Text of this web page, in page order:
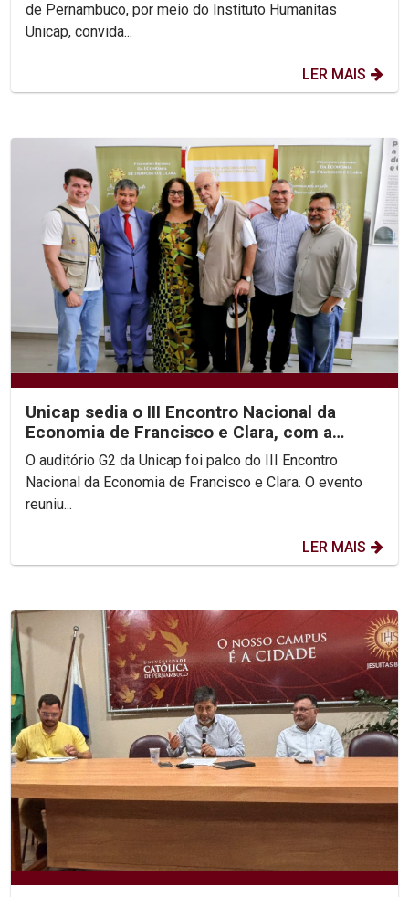
de Pernambuco, por meio do Instituto Humanitas
Unicap, convida...
LER MAIS
Unicap sedia o III Encontro Nacional da
Economia de Francisco e Clara, com a
participação do Pe....
O auditório G2 da Unicap foi palco do III Encontro
Nacional da Economia de Francisco e Clara. O evento
reuniu...
LER MAIS